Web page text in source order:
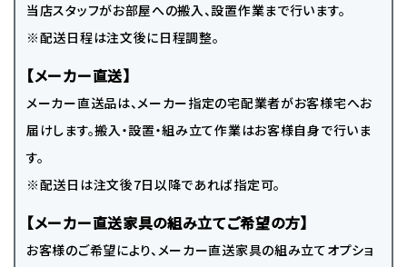
当店スタッフがお部屋への搬入、設置作業まで行います。
※配送日程は注文後に日程調整。
【メーカー直送】
メーカー直送品は、メーカー指定の宅配業者がお客様宅へお
届けします。搬入・設置・組み立て作業はお客様自身で行いま
す。
※配送日は注文後7日以降であれば指定可。
【メーカー直送家具の組み立てご希望の方】
お客様のご希望により、メーカー直送家具の組み立てオプショ